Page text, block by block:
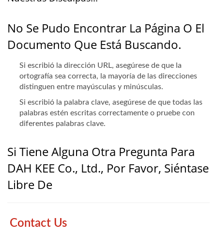
No Se Pudo Encontrar La Página O El
Documento Que Está Buscando.
Si escribió la dirección URL, asegúrese de que la
ortografía sea correcta, la mayoría de las direcciones
distinguen entre mayúsculas y minúsculas.
Si escribió la palabra clave, asegúrese de que todas las
palabras estén escritas correctamente o pruebe con
diferentes palabras clave.
Si Tiene Alguna Otra Pregunta Para
DAH KEE Co., Ltd., Por Favor, Siéntase
Libre De